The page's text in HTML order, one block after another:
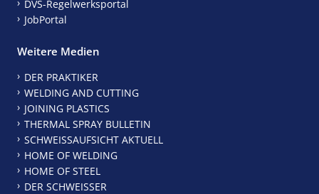
DVS-Regelwerksportal
JobPortal
Weitere Medien
DER PRAKTIKER
WELDING AND CUTTING
JOINING PLASTICS
THERMAL SPRAY BULLETIN
SCHWEISSAUFSICHT AKTUELL
HOME OF WELDING
HOME OF STEEL
DER SCHWEISSER